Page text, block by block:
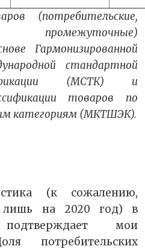
(потребительские,
промежуточные)
Гармонизированной
стандартной
(МСТК) и
товаров по
категориям (МКТШЭК).
(к сожалению,
лишь на 2020 год) в
мои
потребительских